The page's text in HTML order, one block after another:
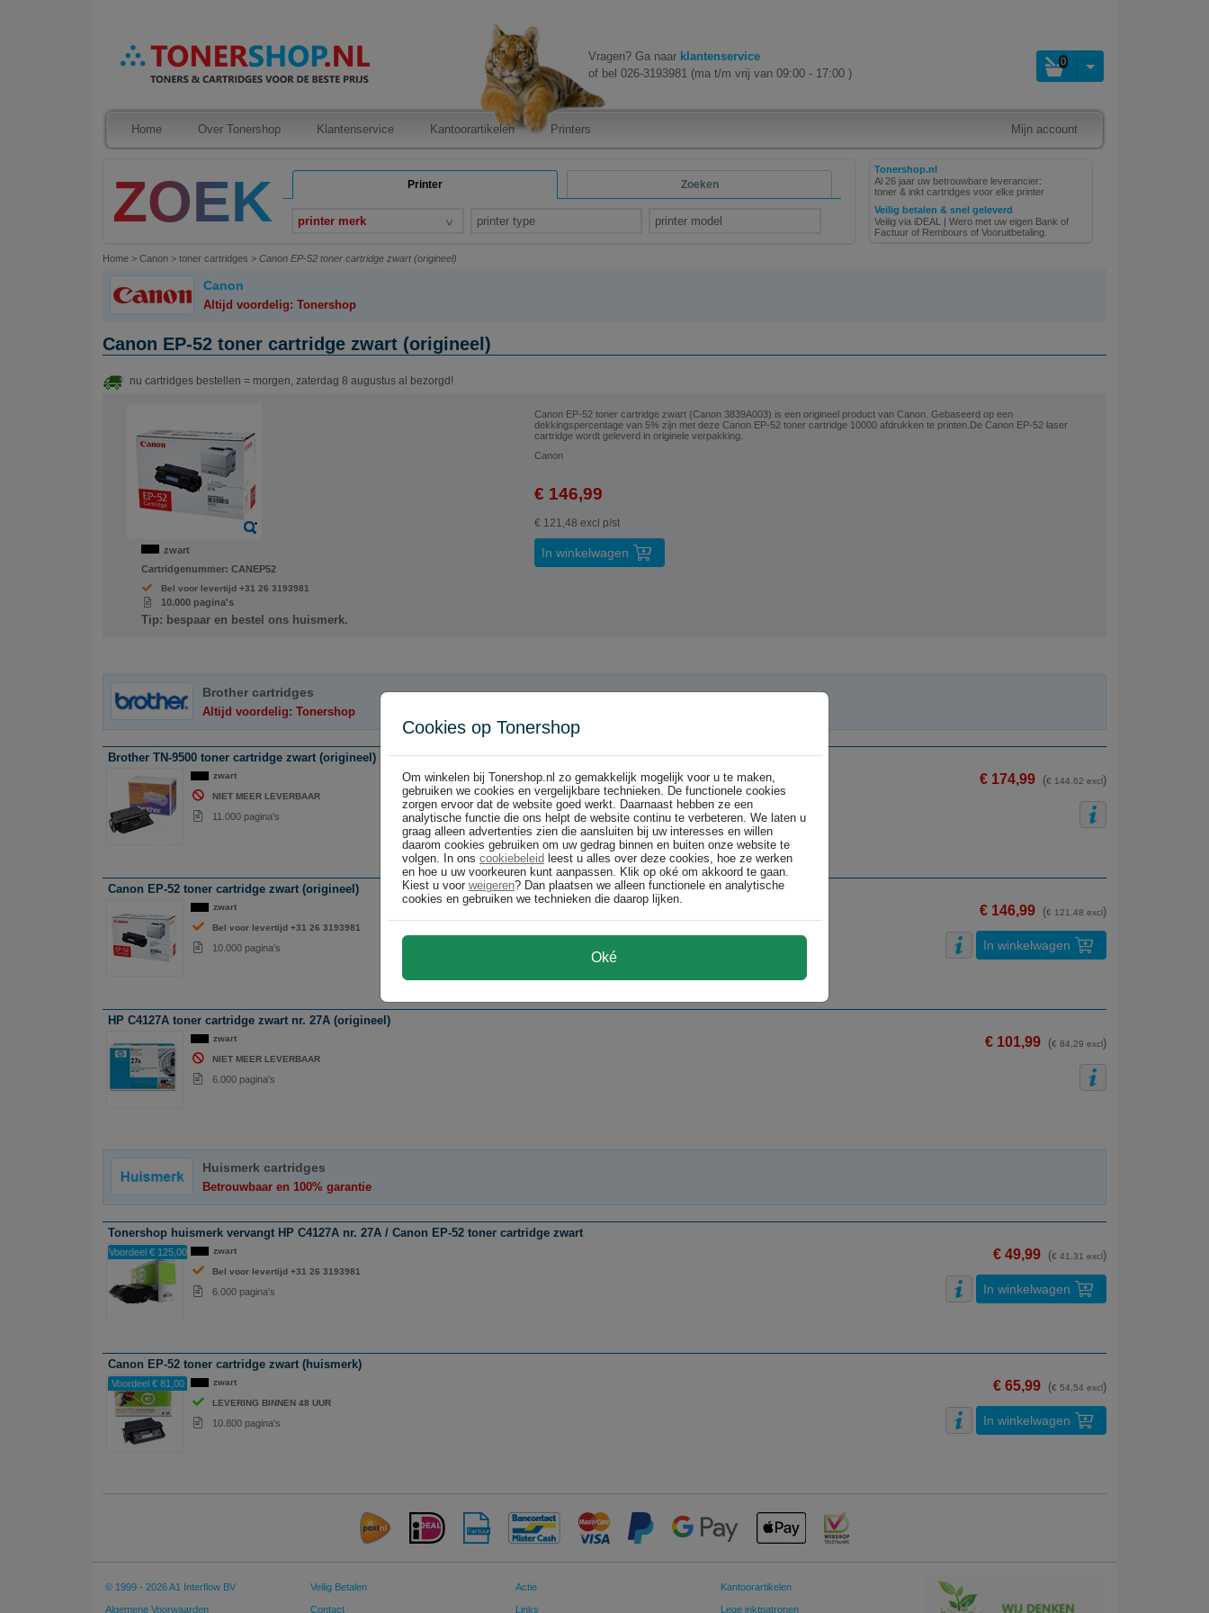
Vragen? Ga naar klantenservice
of bel 026-3193981 (ma t/m vrij van 09:00 - 17:00 )
0
Home Over Tonershop Klantenservice Kantoorartikelen Printers Mijn account
Printer Zoeken
printer merk printer type printer model
Tonershop.nl
Al 26 jaar uw betrouwbare leverancier:
toner & inkt cartridges voor elke printer
Veilig betalen & snel geleverd
Veilig via iDEAL | Wero met uw eigen Bank of
Factuur of Rembours of Vooruitbetaling.
Home > Canon > toner cartridges > Canon EP-52 toner cartridge zwart (origineel)
Canon
Altijd voordelig: Tonershop
Canon EP-52 toner cartridge zwart (origineel)
nu cartridges bestellen = morgen, zaterdag 8 augustus al bezorgd!
zwart
Cartridgenummer: CANEP52
Bel voor levertijd +31 26 3193981
10.000 pagina's
Tip: bespaar en bestel ons huismerk.
Canon EP-52 toner cartridge zwart (Canon 3839A003) is een origineel product van Canon. Gebaseerd op een
dekkingspercentage van 5% zijn met deze Canon EP-52 toner cartridge 10000 afdrukken te printen.De Canon EP-52 laser
cartridge wordt geleverd in originele verpakking.
Canon
€ 146,99
€ 121,48 excl p/st
In winkelwagen
Brother cartridges
Altijd voordelig: Tonershop
Brother TN-9500 toner cartridge zwart (origineel)
zwart
NIET MEER LEVERBAAR
11.000 pagina's
€ 174,99 (€ 144,62 excl)
Canon EP-52 toner cartridge zwart (origineel)
zwart
Bel voor levertijd +31 26 3193981
10.000 pagina's
€ 146,99 (€ 121,48 excl)
In winkelwagen
HP C4127A toner cartridge zwart nr. 27A (origineel)
zwart
NIET MEER LEVERBAAR
6.000 pagina's
€ 101,99 (€ 84,29 excl)
Huismerk cartridges
Betrouwbaar en 100% garantie
Tonershop huismerk vervangt HP C4127A nr. 27A / Canon EP-52 toner cartridge zwart
Voordeel € 125,00 zwart
Bel voor levertijd +31 26 3193981
6.000 pagina's
€ 49,99 (€ 41,31 excl)
In winkelwagen
Canon EP-52 toner cartridge zwart (huismerk)
Voordeel € 81,00 zwart
LEVERING BINNEN 48 UUR
10.800 pagina's
€ 65,99 (€ 54,54 excl)
In winkelwagen
© 1999 - 2026 A1 Interflow BV
Algemene Voorwaarden
Veilig Betalen
Contact
Actie
Links
Kantoorartikelen
Lege inktpatronen
Cookies op Tonershop
Om winkelen bij Tonershop.nl zo gemakkelijk mogelijk voor u te maken,
gebruiken we cookies en vergelijkbare technieken. De functionele cookies
zorgen ervoor dat de website goed werkt. Daarnaast hebben ze een
analytische functie die ons helpt de website continu te verbeteren. We laten u
graag alleen advertenties zien die aansluiten bij uw interesses en willen
daarom cookies gebruiken om uw gedrag binnen en buiten onze website te
volgen. In ons cookiebeleid leest u alles over deze cookies, hoe ze werken
en hoe u uw voorkeuren kunt aanpassen. Klik op oké om akkoord te gaan.
Kiest u voor weigeren? Dan plaatsen we alleen functionele en analytische
cookies en gebruiken we technieken die daarop lijken.
Oké